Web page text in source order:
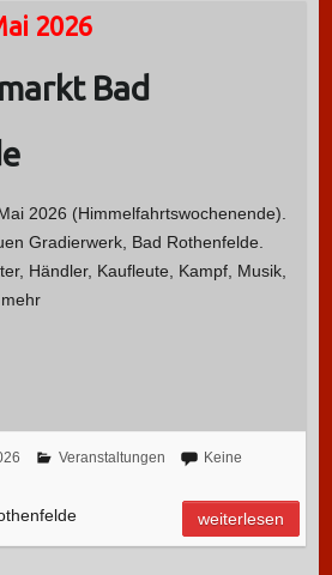
2026
Bad
2026 (Himmelfahrtswochenende).
Gradierwerk, Bad Rothenfelde.
Händler, Kaufleute, Kampf, Musik,
Veranstaltungen
Keine
weiterlesen